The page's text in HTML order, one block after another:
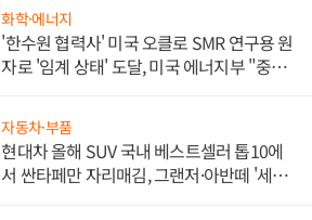
화학·에너지
'한수원 협력사' 미국 오클로 SMR 연구용 원
자로 '임계 상태' 도달, 미국 에너지부 "중요
자동차·부품
현대차 올해 SUV 국내 베스트셀러 톱10에
서 싼타페만 자리매김, 그랜저·아반떼 '세단